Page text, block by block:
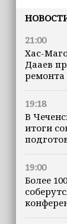
21:00
Хас-
Дааев
ремонта
19:18
В
итоги
19:00
Более